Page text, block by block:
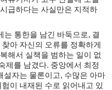
급하다는 사실만은 지적하
는 통한을 남긴 바둑으로, 결
아 자신의 오류를 정확하게
해서 실책을 범하는 일이 없
제를 남겼다. 중앙에서 최정
설자는 물론이고, 수많은 아마
이 내재된 수로 읽어내고 있